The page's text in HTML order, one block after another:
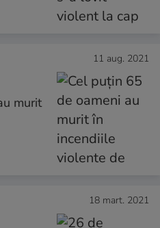
11 aug. 2021
murit
18 mart. 2021